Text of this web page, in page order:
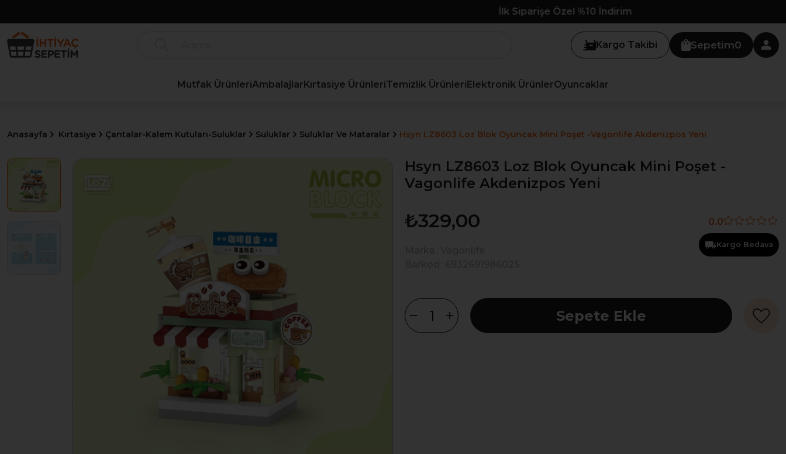
Kargo Takibi Sepetim0
Mutfak ÜrünleriAmbalajlarKırtasiye ÜrünleriTemizlik ÜrünleriElektronik ÜrünlerOyuncaklar
Anasayfa Kırtasiye Çantalar-Kalem Kutuları-Suluklar Suluklar Suluklar Ve Mataralar Hsyn LZ8603 Loz Blok Oyuncak Mini Poşet -Vagonlife Akdenizpos Yeni
Hsyn LZ8603 Loz Blok Oyuncak Mini Poşet -
Vagonlife Akdenizpos Yeni
₺329,00 0.0
Kargo Bedava